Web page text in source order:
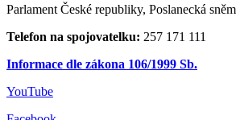
Parlament České republiky, Poslanecká
Telefon na spojovatelku: 257 171 111
Informace dle zákona 106/1999 Sb.
YouTube